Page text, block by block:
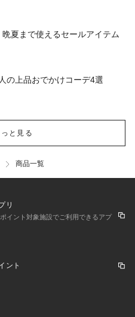
夏まで使えるセールアイテム
の上品おでかけコーデ4選
と見る
商品一覧
リ
イント対象施設でご利用できるアプ
ント